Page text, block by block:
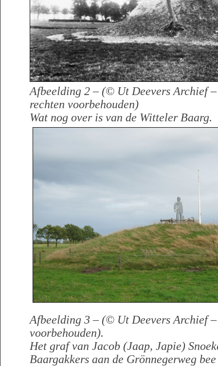
Afbeelding 2 – (© Ut Deevers Archief
rechten voorbehouden)
Wat nog over is van de Witteler Baarg.
Afbeelding 3 – (© Ut Deevers Archief
voorbehouden).
Het graf van Jacob (Jaap, Japie)
Baargakkers aan de Grönnegerweg